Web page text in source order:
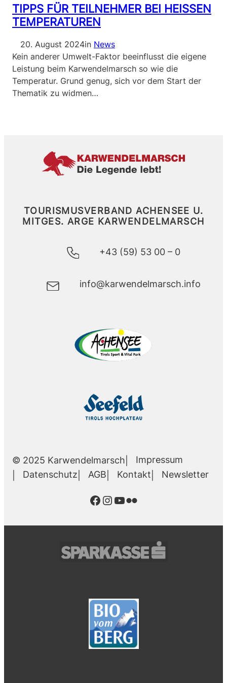
TIPPS FÜR TEILNEHMER BEI HEISSEN T
EMPERATUREN
20. August 2024in News
Kein anderer Umwelt-Faktor beeinflusst die eigene
Leistung beim Karwendelmarsch so wie die
Temperatur. Grund genug, sich vor dem Start der
Thematik zu widmen…
TOURISMUSVERBAND ACHENSEE U.
MITGES. ARGE KARWENDELMARSCH
+43 (59) 53 00 – 0
info@karwendelmarsch.info
© 2025 Karwendelmarsch
Impressum
Datenschutz
AGB Kontakt Newsletter
Facebook
Instagram
YouTube
Flickr